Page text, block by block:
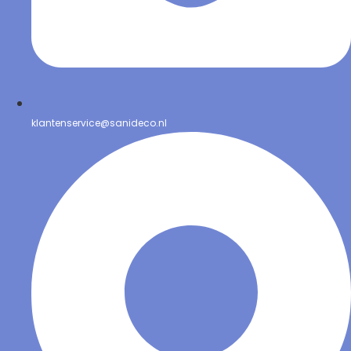
klantenservice@sanideco.nl